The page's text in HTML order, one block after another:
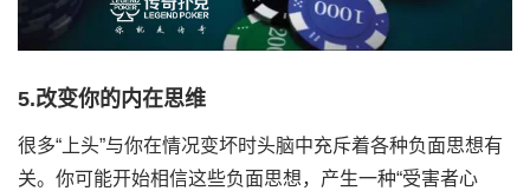
5.改变你的内在思维
很多“上头”与你在情况变坏时头脑中充斥着各种负面思想有
关。你可能开始相信这些负面思想，产生一种“受害者心